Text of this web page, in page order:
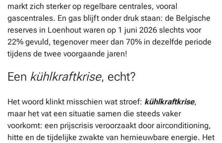
markt zich sterker op regelbare centrales, vooral
gascentrales. En gas blijft onder druk staan: de Belgische
reserves in Loenhout waren op 1 juni 2026 slechts voor
22% gevuld, tegenover meer dan 70% in dezelfde periode
tijdens de twee voorgaande jaren!
Een kühlkraftkrise, echt?
Het woord klinkt misschien wat stroef: kühlkraftkrise,
maar het vat een situatie samen die steeds vaker
voorkomt: een prijscrisis veroorzaakt door airconditioning,
hitte en de tijdelijke zwakte van hernieuwbare energie. Het